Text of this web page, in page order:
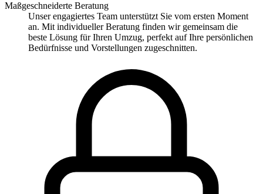
Maßgeschneiderte Beratung
Unser engagiertes Team unterstützt Sie vom ersten Moment
an. Mit individueller Beratung finden wir gemeinsam die
beste Lösung für Ihren Umzug, perfekt auf Ihre persönlichen
Bedürfnisse und Vorstellungen zugeschnitten.